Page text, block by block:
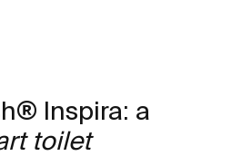
Inspira: a
toilet